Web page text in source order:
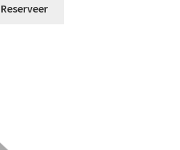
Reserveer